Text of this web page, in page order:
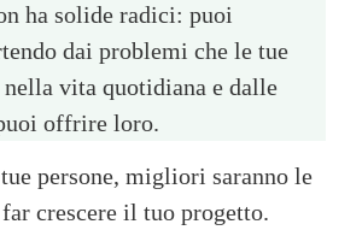
ha solide radici: puoi
dai problemi che le tue
nella vita quotidiana e dalle
offrire loro.
persone, migliori saranno le
crescere il tuo progetto.